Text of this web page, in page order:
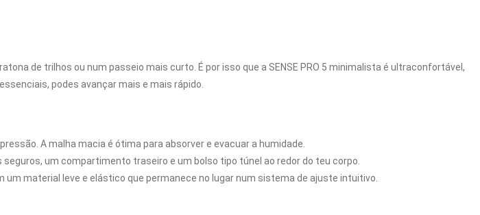
de trilhos ou num passeio mais curto. É por isso que a SENSE PRO 5 minimalista é ultraconfortável,
podes avançar mais e mais rápido.
material leve e elástico que permanece no lugar num sistema de ajuste intuitivo.